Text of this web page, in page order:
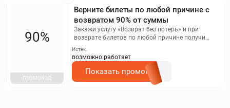
Верните билеты по любой причине с
возвратом 90% от суммы
Закажи услугу «Возврат без потерь» и при
возврате билетов по любой причине получи
90% их стоимости
90%
ПРОМОКОД
Истек,
возможно работает
Показать промокод